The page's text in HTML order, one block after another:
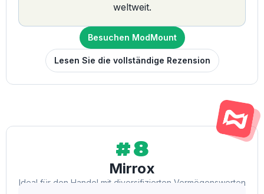
weltweit.
Besuchen ModMount
Lesen Sie die vollständige Rezension
#8
Mirrox
Ideal für den Handel mit diversifizierten Vermögenswerten